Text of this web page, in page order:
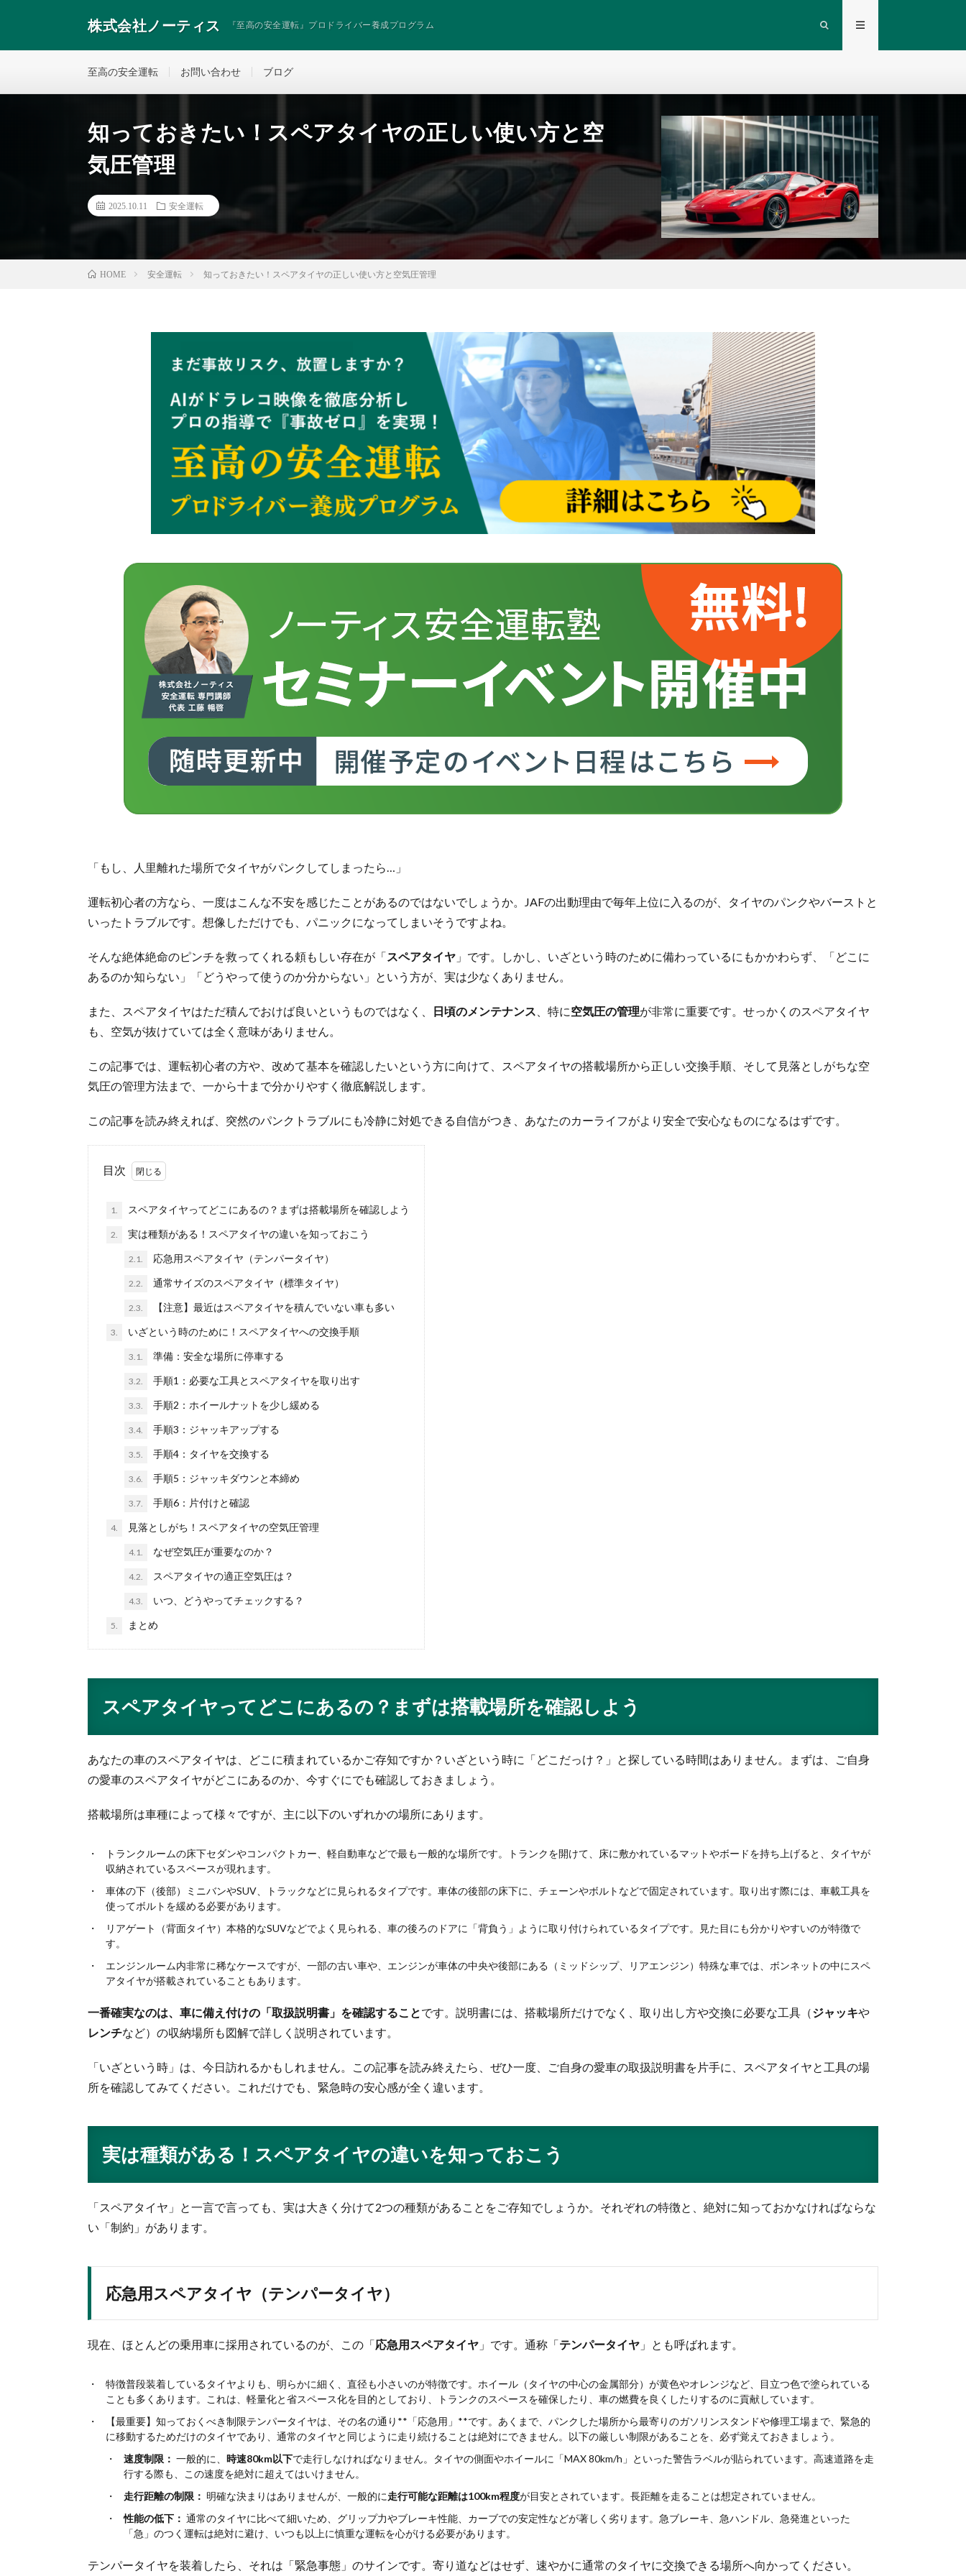
株式会社ノーティス 『至高の安全運転』プロドライバー養成プログラム
至高の安全運転 お問い合わせ ブログ
知っておきたい！スペアタイヤの正しい使い方と空
気圧管理
2025.10.11 安全運転
HOME 安全運転 知っておきたい！スペアタイヤの正しい使い方と空気圧管理
「もし、人里離れた場所でタイヤがパンクしてしまったら…」
運転初心者の方なら、一度はこんな不安を感じたことがあるのではないでしょうか。JAFの出動理由で毎年上位に入るのが、タイヤのパンクやバーストと
いったトラブルです。想像しただけでも、パニックになってしまいそうですよね。
そんな絶体絶命のピンチを救ってくれる頼もしい存在が「スペアタイヤ 」です。しかし、いざという時のために備わっているにもかかわらず、「どこに
あるのか知らない」「どうやって使うのか分からない」という方が、実は少なくありません。
また、スペアタイヤはただ積んでおけば良いというものではなく、 日頃のメンテナンス 、特に空気圧の管理が非常に重要です。せっかくのスペアタイヤ
も、空気が抜けていては全く意味がありません。
この記事では、運転初心者の方や、改めて基本を確認したいという方に向けて、スペアタイヤの搭載場所から正しい交換手順、そして見落としがちな空
気圧の管理方法まで、一から十まで分かりやすく徹底解説します。
この記事を読み終えれば、突然のパンクトラブルにも冷静に対処できる自信がつき、あなたのカーライフがより安全で安心なものになるはずです。
目次
1. スペアタイヤってどこにあるの？まずは搭載場所を確認しよう
2. 実は種類がある！スペアタイヤの違いを知っておこう
2.1. 応急用スペアタイヤ（テンパータイヤ）
2.2. 通常サイズのスペアタイヤ（標準タイヤ）
2.3. 【注意】最近はスペアタイヤを積んでいない車も多い
3. いざという時のために！スペアタイヤへの交換手順
3.1. 準備：安全な場所に停車する
3.2. 手順1：必要な工具とスペアタイヤを取り出す
3.3. 手順2：ホイールナットを少し緩める
3.4. 手順3：ジャッキアップする
3.5. 手順4：タイヤを交換する
3.6. 手順5：ジャッキダウンと本締め
3.7. 手順6：片付けと確認
4. 見落としがち！スペアタイヤの空気圧管理
4.1. なぜ空気圧が重要なのか？
4.2. スペアタイヤの適正空気圧は？
4.3. いつ、どうやってチェックする？
5. まとめ
スペアタイヤってどこにあるの？まずは搭載場所を確認しよう
あなたの車のスペアタイヤは、どこに積まれているかご存知ですか？いざという時に「どこだっけ？」と探している時間はありません。まずは、ご自身
の愛車のスペアタイヤがどこにあるのか、今すぐにでも確認しておきましょう。
搭載場所は車種によって様々ですが、主に以下のいずれかの場所にあります。
トランクルームの床下セダンやコンパクトカー、軽自動車などで最も一般的な場所です。トランクを開けて、床に敷かれているマットやボードを持ち上げると、タイヤが
収納されているスペースが現れます。
車体の下（後部）ミニバンやSUV、トラックなどに見られるタイプです。車体の後部の床下に、チェーンやボルトなどで固定されています。取り出す際には、車載工具を
使ってボルトを緩める必要があります。
リアゲート（背面タイヤ）本格的なSUVなどでよく見られる、車の後ろのドアに「背負う」ように取り付けられているタイプです。見た目にも分かりやすいのが特徴で
す。
エンジンルーム内非常に稀なケースですが、一部の古い車や、エンジンが車体の中央や後部にある（ミッドシップ、リアエンジン）特殊な車では、ボンネットの中にスペ
アタイヤが搭載されていることもあります。
一番確実なのは、車に備え付けの「取扱説明書」を確認することです。説明書には、搭載場所だけでなく、取り出し方や交換に必要な工具（ジャッキや
レンチなど）の収納場所も図解で詳しく説明されています。
「いざという時」は、今日訪れるかもしれません。この記事を読み終えたら、ぜひ一度、ご自身の愛車の取扱説明書を片手に、スペアタイヤと工具の場
所を確認してみてください。これだけでも、緊急時の安心感が全く違います。
実は種類がある！スペアタイヤの違いを知っておこう
「スペアタイヤ」と一言で言っても、実は大きく分けて2つの種類があることをご存知でしょうか。それぞれの特徴と、絶対に知っておかなければならな
い「制約」があります。
応急用スペアタイヤ（テンパータイヤ）
現在、ほとんどの乗用車に採用されているのが、この「応急用スペアタイヤ 」です。通称「テンパータイヤ 」とも呼ばれます。
特徴普段装着しているタイヤよりも、明らかに細く、直径も小さいのが特徴です。ホイール（タイヤの中心の金属部分）が黄色やオレンジなど、目立つ色で塗られている
ことも多くあります。これは、軽量化と省スペース化を目的としており、トランクのスペースを確保したり、車の燃費を良くしたりするのに貢献しています。
【最重要】知っておくべき制限テンパータイヤは、その名の通り**「応急用」**です。あくまで、パンクした場所から最寄りのガソリンスタンドや修理工場まで、緊急的
に移動するためだけのタイヤであり、通常のタイヤと同じように走り続けることは絶対にできません。以下の厳しい制限があることを、必ず覚えておきましょう。
速度制限： 一般的に、 時速80km以下で走行しなければなりません。タイヤの側面やホイールに「MAX 80km/h」といった警告ラベルが貼られています。高速道路を走
行する際も、この速度を絶対に超えてはいけません。
走行距離の制限： 明確な決まりはありませんが、一般的に走行可能な距離は100km程度が目安とされています。長距離を走ることは想定されていません。
性能の低下： 通常のタイヤに比べて細いため、グリップ力やブレーキ性能、カーブでの安定性などが著しく劣ります。急ブレーキ、急ハンドル、急発進といった
「急」のつく運転は絶対に避け、いつも以上に慎重な運転を心がける必要があります。
テンパータイヤを装着したら、それは「緊急事態」のサインです。寄り道などはせず、速やかに通常のタイヤに交換できる場所へ向かってください。